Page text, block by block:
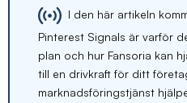
I den här artikeln
Pinterest Signals är varför
plan och hur Fansoria kan
till en drivkraft för ditt
marknadsföringstjänst